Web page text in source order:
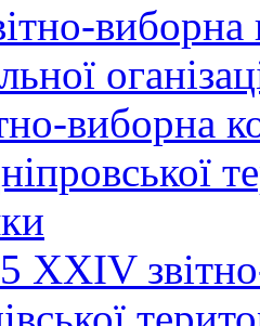
виборна
виборна
ХХІV